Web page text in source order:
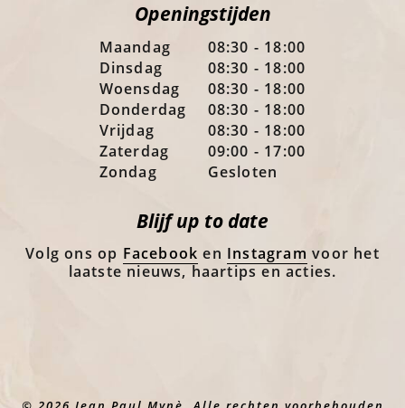
Openingstijden
Maandag
08:30 - 18:00
Dinsdag
08:30 - 18:00
Woensdag
08:30 - 18:00
Donderdag
08:30 - 18:00
Vrijdag
08:30 - 18:00
Zaterdag
09:00 - 17:00
Zondag
Gesloten
Blijf up to date
Volg ons op Facebook en Instagram voor het
laatste nieuws, haartips en acties.